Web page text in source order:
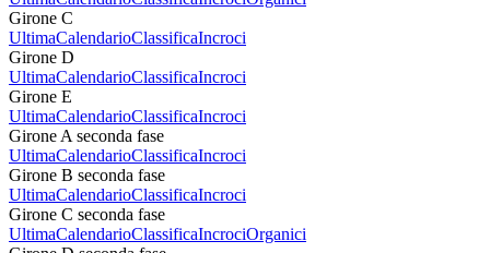
Girone C
UltimaCalendarioClassificaIncroci
Girone D
UltimaCalendarioClassificaIncroci
Girone E
UltimaCalendarioClassificaIncroci
Girone A seconda fase
UltimaCalendarioClassificaIncroci
Girone B seconda fase
UltimaCalendarioClassificaIncroci
Girone C seconda fase
UltimaCalendarioClassificaIncrociOrganici